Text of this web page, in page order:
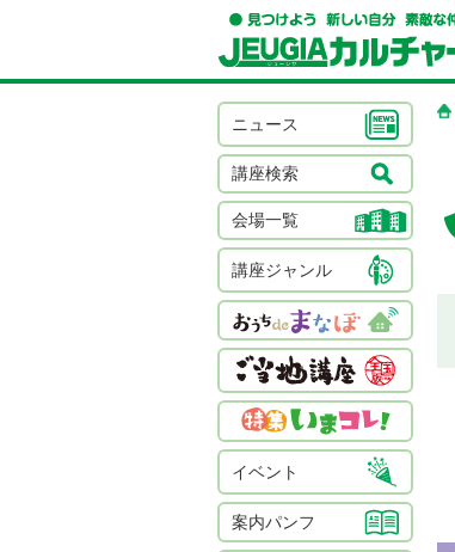
ニュース
講座検索
会場一覧
講座ジャンル
イベント
案内パンフ